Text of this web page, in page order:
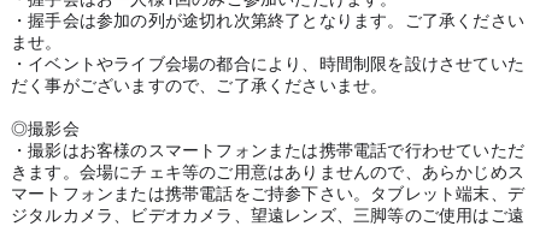
・握手会は参加の列が途切れ次第終了となります。ご了承ください
ませ。
・イベントやライブ会場の都合により、時間制限を設けさせていた
だく事がございますので、ご了承くださいませ。
◎撮影会
・撮影はお客様のスマートフォンまたは携帯電話で行わせていただ
きます。会場にチェキ等のご用意はありませんので、あらかじめス
マートフォンまたは携帯電話をご持参下さい。タブレット端末、デ
ジタルカメラ、ビデオカメラ、望遠レンズ、三脚等のご使用はご遠